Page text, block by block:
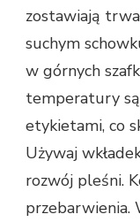
zostawiają
suchym
w górnych
temperatury są
etykietami, co
Używaj
rozwój pleśni.
przebarwienia.